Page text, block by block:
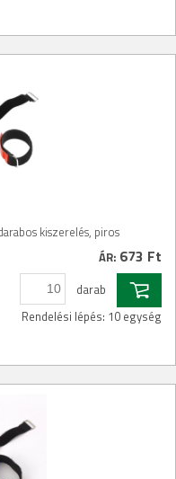
kiszerelés, piros
ÁR: 673 Ft
darab
Rendelési lépés: 10 egység